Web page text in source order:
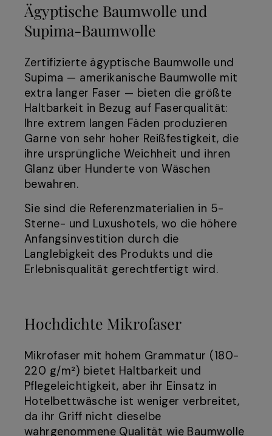
Ägyptische Baumwolle und
Supima-Baumwolle
Zertifizierte ägyptische Baumwolle und
Supima — amerikanische Baumwolle mit
extra langer Faser — bieten die größte
Haltbarkeit in Bezug auf Faserqualität:
Ihre extrem langen Fäden produzieren
Garne von sehr hoher Reißfestigkeit, die
ihre ursprüngliche Weichheit und ihren
Glanz über Hunderte von Wäschen
bewahren.
Sie sind die Referenzmaterialien in 5-
Sterne- und Luxushotels, wo die höhere
Anfangsinvestition durch die
Langlebigkeit des Produkts und die
Erlebnisqualität gerechtfertigt wird.
Hochdichte Mikrofaser
Mikrofaser mit hohem Grammatur (180-
220 g/m²) bietet Haltbarkeit und
Pflegeleichtigkeit, aber ihr Einsatz in
Hotelbettwäsche ist weniger verbreitet,
da ihr Griff nicht dieselbe
wahrgenommene Qualität wie Baumwolle